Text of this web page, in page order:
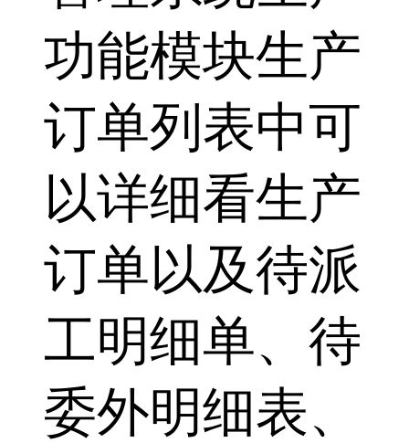
功能模块生产
订单列表中可
以详细看生产
订单以及待派
工明细单、待
委外明细表、